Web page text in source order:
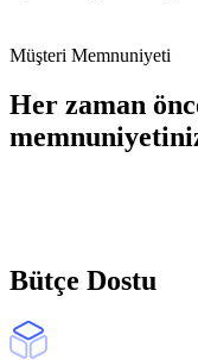
Müşteri Memnuniyeti
Her zaman
Bütçe Dostu